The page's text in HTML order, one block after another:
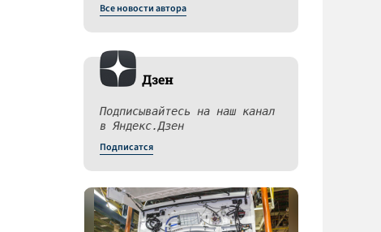
Все новости автора
Дзен
Подписывайтесь на наш канал
в Яндекс.Дзен
Подписатся